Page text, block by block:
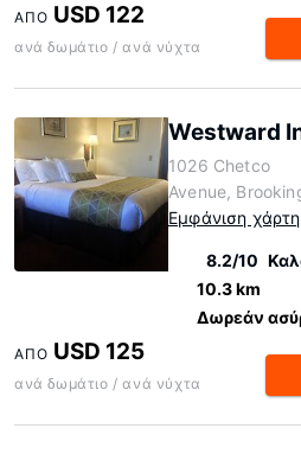
ΑΠΌ USD 122
ανά δωμάτιο / ανά νύχτα
Westward
1026 Chetco
Avenue,
Εμφάνιση χάρτη
8.2/10
10.3 km
Δωρεάν
ΑΠΌ USD 125
ανά δωμάτιο / ανά νύχτα